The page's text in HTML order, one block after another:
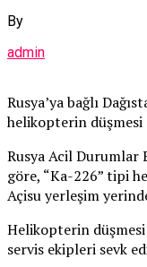
By
admin
Rusya’ya bağlı
helikopterin düşmesi
Rusya Acil Durumlar
göre, “Ka-226” tipi
Açisu yerleşim
Helikopterin düşmesi
servis ekipleri sevk